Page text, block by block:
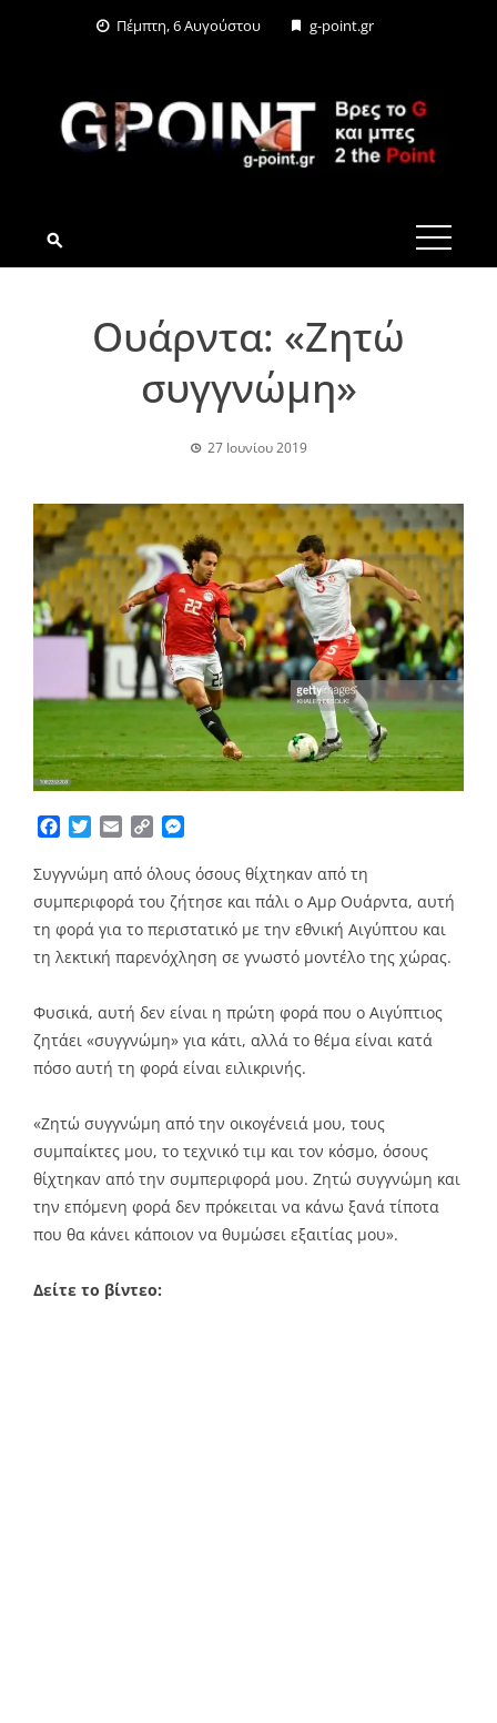
Πέμπτη, 6 Αυγούστου g-point.gr
G-POINT.GR
Ουάρντα: «Ζητώ
συγγνώμη»
27 Ιουνίου 2019
Facebook
TwitterEmailCopy
Συγγνώμη από όλους όσους θίχτηκαν από τη
συμπεριφορά του ζήτησε και πάλι ο Αμρ Ουάρντα, αυτή
τη φορά για το περιστατικό με την εθνική Αιγύπτου και
τη λεκτική παρενόχληση σε γνωστό μοντέλο της χώρας.
Φυσικά, αυτή δεν είναι η πρώτη φορά που ο Αιγύπτιος
ζητάει «συγγνώμη» για κάτι, αλλά το θέμα είναι κατά
πόσο αυτή τη φορά είναι ειλικρινής.
«Ζητώ συγγνώμη από την οικογένειά μου, τους
συμπαίκτες μου, το τεχνικό τιμ και τον κόσμο, όσους
θίχτηκαν από την συμπεριφορά μου. Ζητώ συγγνώμη και
την επόμενη φορά δεν πρόκειται να κάνω ξανά τίποτα
που θα κάνει κάποιον να θυμώσει εξαιτίας μου».
Δείτε το βίντεο: